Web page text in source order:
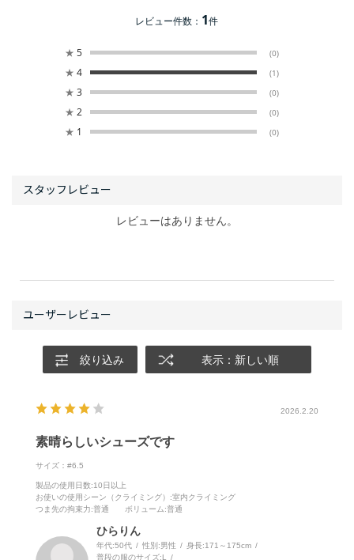
レビュー件数： 1件
★ 5 (0)
★ 4 (1)
★ 3 (0)
★ 2 (0)
★ 1 (0)
絞り込み 表示：新しい順
2026.2.20
素晴らしいシューズです
サイズ：#6.5
製品の使用日数:10日以上
お使いの使用シーン（クライミング） :室内クライミング
つま先の拘束力:普通 ボリューム:普通
ひらりん
年代:50代 性別:男性 身長:171～175cm
普段の服のサイズ:L
レビューはありません。